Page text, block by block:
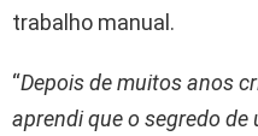
trabalho manual.
“Depois de muitos anos
aprendi que o segredo